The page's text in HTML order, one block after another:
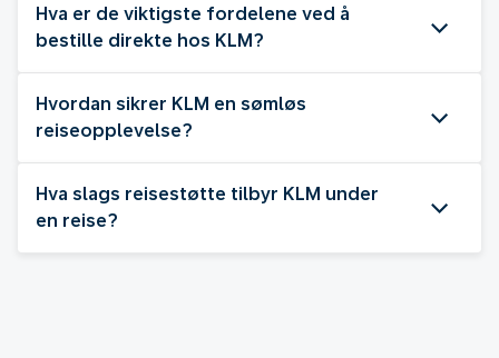
Hva er de viktigste fordelene ved å
bestille direkte hos KLM?
Hvordan sikrer KLM en sømløs
reiseopplevelse?
Hva slags reisestøtte tilbyr KLM under
en reise?